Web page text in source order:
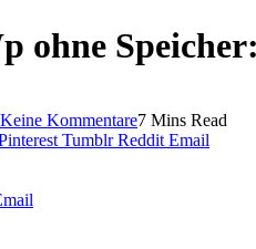
ohne
Keine Kommentare7 Mins Read
Tumblr Reddit Email